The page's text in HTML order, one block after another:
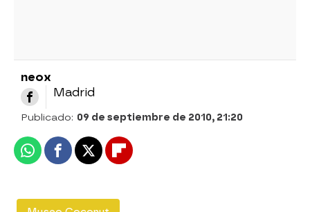
neox
Madrid
Publicado: 09 de septiembre de 2010, 21:20
WhatsappFacebook
X Flipboard